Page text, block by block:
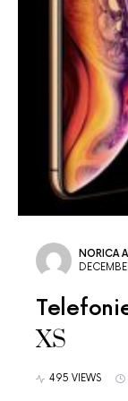
NORICA
XS
495 VIEWS